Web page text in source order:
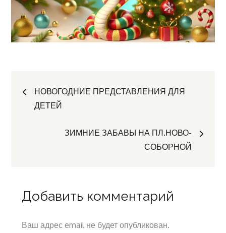
Навигация
НОВОГОДНИЕ ПРЕДСТАВЛЕНИЯ ДЛЯ
ДЕТЕЙ
ЗИМНИЕ ЗАБАВЫ НА ПЛ.НОВО-
СОБОРНОЙ
Добавить комментарий
Ваш адрес email не будет опубликован.